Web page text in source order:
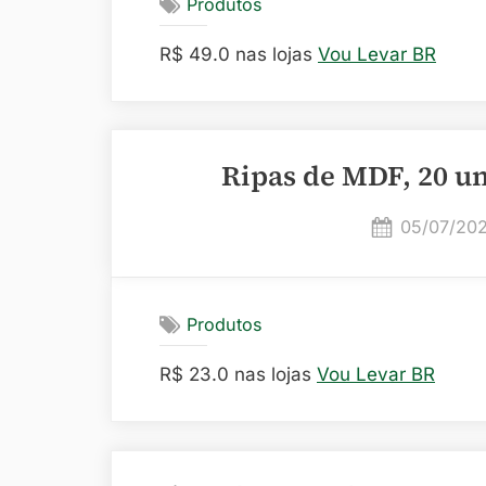
R$ 49.0 nas lojas Vou Levar BR
Ripas de MDF, 20
Posted
05/07/
Produtos
R$ 23.0 nas lojas Vou Levar BR